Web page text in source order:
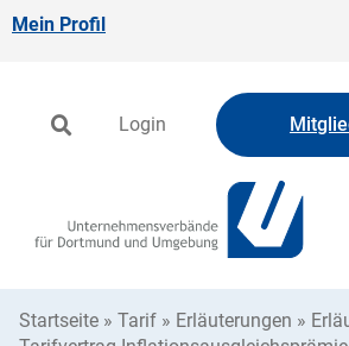
Mein Profil
Login
Startseite » Tarif » Erläuterungen »